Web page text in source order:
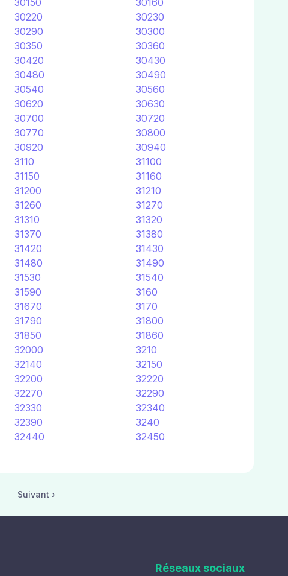
30220
30230
30290
30300
30350
30360
30420
30430
30480
30490
30540
30560
30620
30630
30700
30720
30770
30800
30920
30940
3110
31100
31150
31160
31200
31210
31260
31270
31310
31320
31370
31380
31420
31430
31480
31490
31530
31540
31590
3160
31670
3170
31790
31800
31850
31860
32000
3210
32140
32150
32200
32220
32270
32290
32330
32340
32390
3240
32440
32450
Suivant ›
Réseaux sociaux